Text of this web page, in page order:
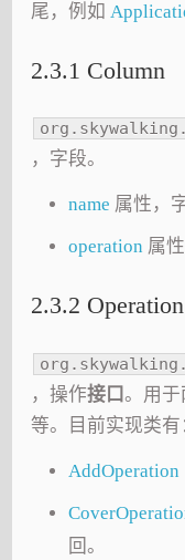
尾，例如
2.3.1 Column
，字段。
name 属性，
operation 属
2.3.2 Operation
，操作接口。用
等。目前实现类有
AddOperation
回。